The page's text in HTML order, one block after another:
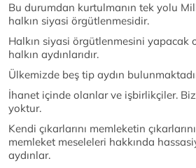
Bu durumdan kurtulmanın tek yolu
halkın siyasi örgütlenmesidir.
Halkın siyasi örgütlenmesini yapacak
halkın aydınlarıdır.
Ülkemizde beş tip aydın
İhanet içinde olanlar ve işbirlikçiler.
yoktur.
Kendi çıkarlarını memleketin
memleket meseleleri hakkında
aydınlar.